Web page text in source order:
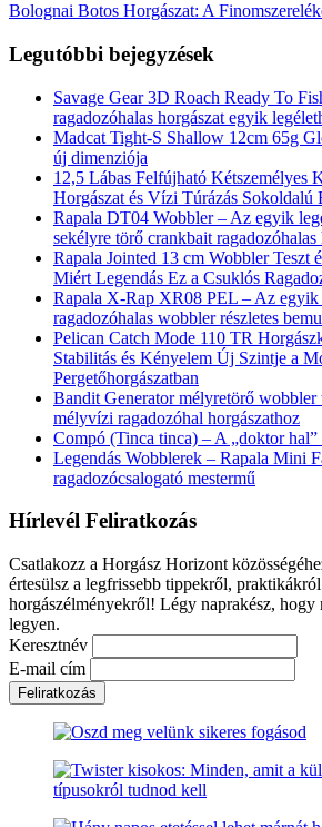
Bolognai Botos Horgászat: A
Legutóbbi bejegyzések
Savage Gear 3D Roach Ready To
ragadozóhalas horgászat egyik
Madcat Tight-S Shallow 12cm 65g
új dimenziója
12,5 Lábas Felfújható Kétszemélyes
Horgászat és Vízi Túrázás Sokoldalú
Rapala DT04 Wobbler – Az egyik
sekélyre törő crankbait ragadozóhalas
Rapala Jointed 13 cm Wobbler Teszt
Miért Legendás Ez a Csuklós
Rapala X-Rap XR08 PEL – Az egyik
ragadozóhalas wobbler részletes
Pelican Catch Mode 110 TR
Stabilitás és Kényelem Új Szintje a
Pergetőhorgászatban
Bandit Generator mélyretörő wobbler
mélyvízi ragadozóhal horgászathoz
Compó (Tinca tinca) – A „doktor hal”
Legendás Wobblerek – Rapala Mini
ragadozócsalogató mestermű
Hírlevél Feliratkozás
Csatlakozz a Horgász Horizont
értesülsz a legfrissebb tippekről, praktikákról
horgászélményekről! Légy naprakész, hogy
legyen.
Keresztnév
E-mail cím